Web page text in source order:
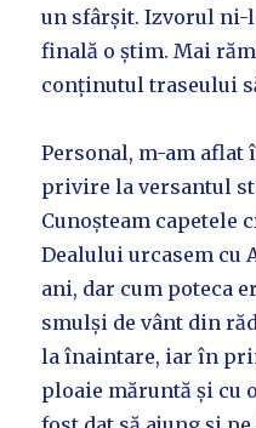
un sfârșit. Izvorul ni-
finală o știm. Mai
conținutul traseului
Personal, m-am aflat
privire la versantul
Cunoșteam capetele
Dealului urcasem cu
ani, dar cum poteca
smulși de vânt din
la înaintare, iar în
ploaie măruntă și cu